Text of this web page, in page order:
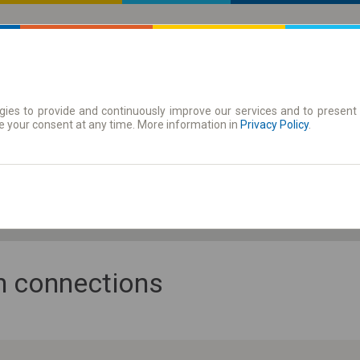
| Tickets Season tickets
connections
to provide and continuously improve our services and to
your consent at any time. More information in Privacy Policy.